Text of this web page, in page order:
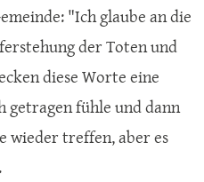
"Ich glaube an die
der Toten und
diese Worte eine
getragen fühle und dann
wieder treffen, aber es